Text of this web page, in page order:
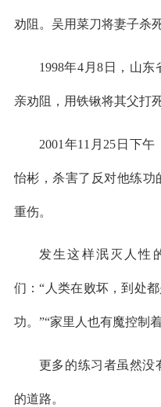
劝阻。吴用菜刀将妻子杀死
1998年4月8日，山
亲劝阻，用铁锹将其父打死
2001年11月25日下
怡彬，杀害了反对他练
重伤。
发生这样泯灭人性
们：“人类在败坏，到处
功。”“家里人也有魔控制
更多的练习者虽然没
的道路。